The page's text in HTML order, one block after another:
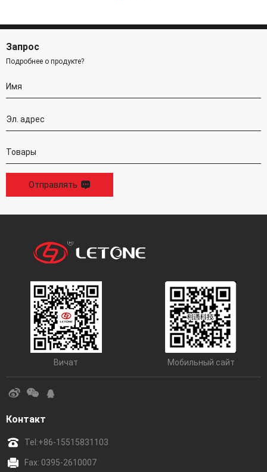
Запрос
Подробнее о продукте?
Отправлять
Вичат Мобильный сайт
Контакт
Tel:+86-15515831103
Fax: 0395-2610007